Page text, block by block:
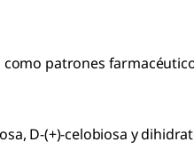
patrones
D-(+)-celobiosa y